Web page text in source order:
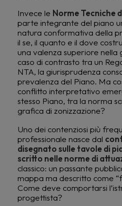
Invece le Norme Tecniche
parte integrante del piano
natura conformativa della
il se, il quanto e il dove
una valenza superiore nella
caso di contrasto tra un
NTA, la giurisprudenza
prevalenza del Piano. Ma
conflitto interpretativo
stesso Piano, tra la norma
grafica di zonizzazione?
Uno dei contenziosi più
professionale nasce dal
disegnato sulle tavole di
scritto nelle norme di
classico: un passante
mappa ma descritto come
Come deve comportarsi
progettista?